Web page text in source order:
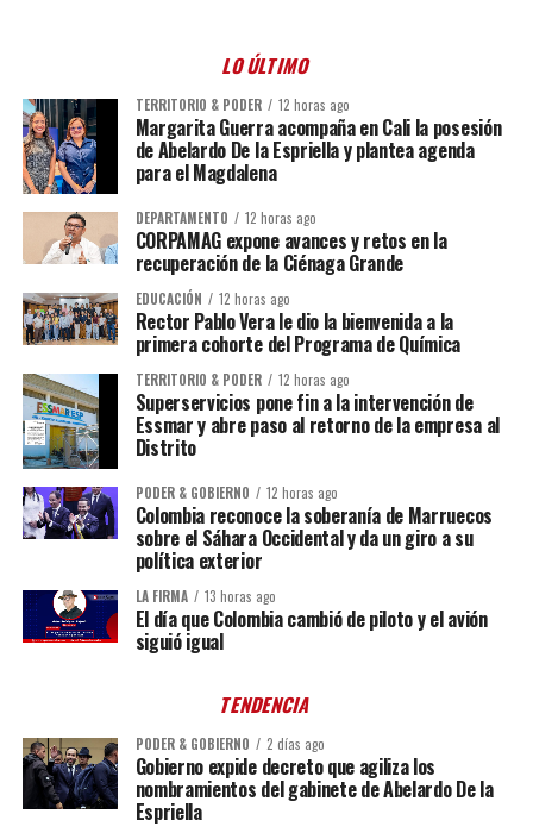
LO ÚLTIMO
TERRITORIO & PODER 12 horas ago
Margarita Guerra acompaña en Cali la posesión
de Abelardo De la Espriella y plantea agenda
para el Magdalena
DEPARTAMENTO 12 horas ago
CORPAMAG expone avances y retos en la
recuperación de la Ciénaga Grande
EDUCACIÓN 12 horas ago
Rector Pablo Vera le dio la bienvenida a la
primera cohorte del Programa de Química
TERRITORIO & PODER 12 horas ago
Superservicios pone fin a la intervención de
Essmar y abre paso al retorno de la empresa al
Distrito
PODER & GOBIERNO 12 horas ago
Colombia reconoce la soberanía de Marruecos
sobre el Sáhara Occidental y da un giro a su
política exterior
LA FIRMA 13 horas ago
El día que Colombia cambió de piloto y el avión
siguió igual
TENDENCIA
PODER & GOBIERNO 2 días ago
Gobierno expide decreto que agiliza los
nombramientos del gabinete de Abelardo De la
Espriella